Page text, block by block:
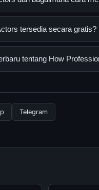
layanan digital yang
tersedia secara gratis?
dapat diakses secara
tentang How
Telegram